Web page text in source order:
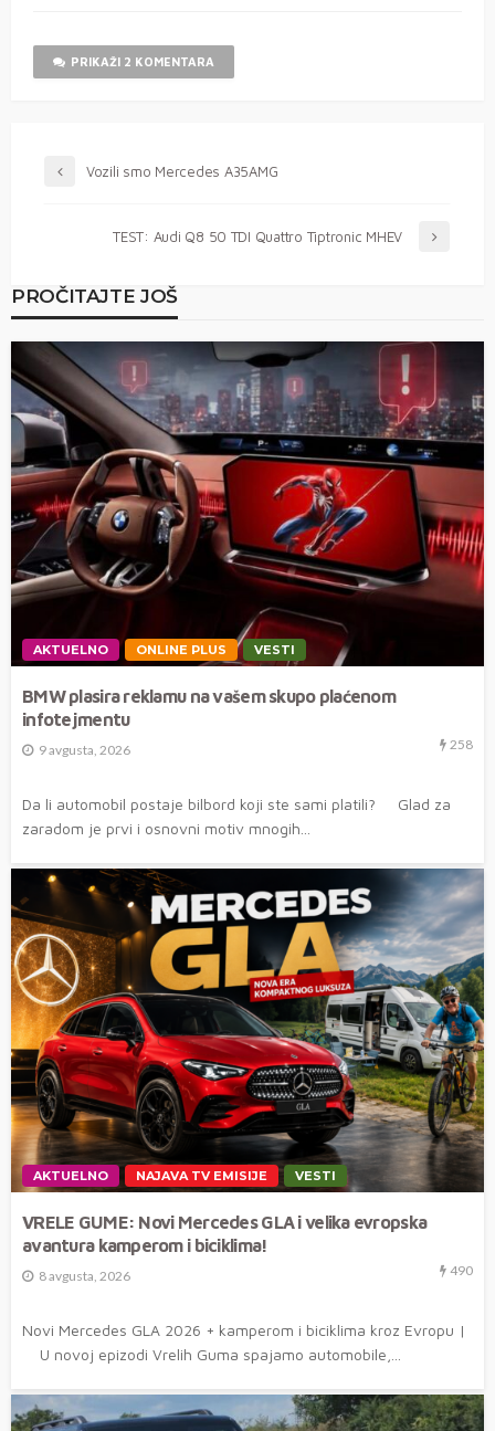
PRIKAŽI 2 KOMENTARA
Vozili smo Mercedes A35AMG
TEST: Audi Q8 50 TDI Quattro Tiptronic MHEV
PROČITAJTE JOŠ
AKTUELNO ONLINE PLUS VESTI
BMW plasira reklamu na vašem skupo plaćenom
infotejmentu
9 avgusta, 2026 258
Da li automobil postaje bilbord koji ste sami platili? Glad za
zaradom je prvi i osnovni motiv mnogih...
AKTUELNO NAJAVA TV EMISIJE VESTI
VRELE GUME: Novi Mercedes GLA i velika evropska
avantura kamperom i biciklima!
8 avgusta, 2026 490
Novi Mercedes GLA 2026 + kamperom i biciklima kroz Evropu |
U novoj epizodi Vrelih Guma spajamo automobile,...